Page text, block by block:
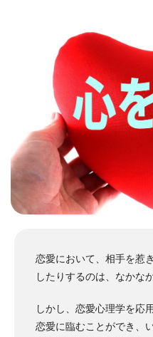
恋愛において、相手を惹
したりするのは、なかな
しかし、恋愛心理学を応
恋愛に臨むことができ、